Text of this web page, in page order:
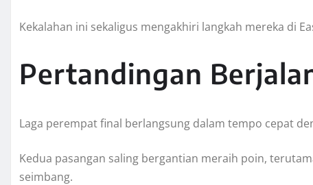
Kekalahan ini sekaligus mengakhiri langkah mereka di
Pertandingan
Laga perempat final berlangsung dalam tempo cepat
Kedua pasangan saling bergantian meraih poin,
seimbang.